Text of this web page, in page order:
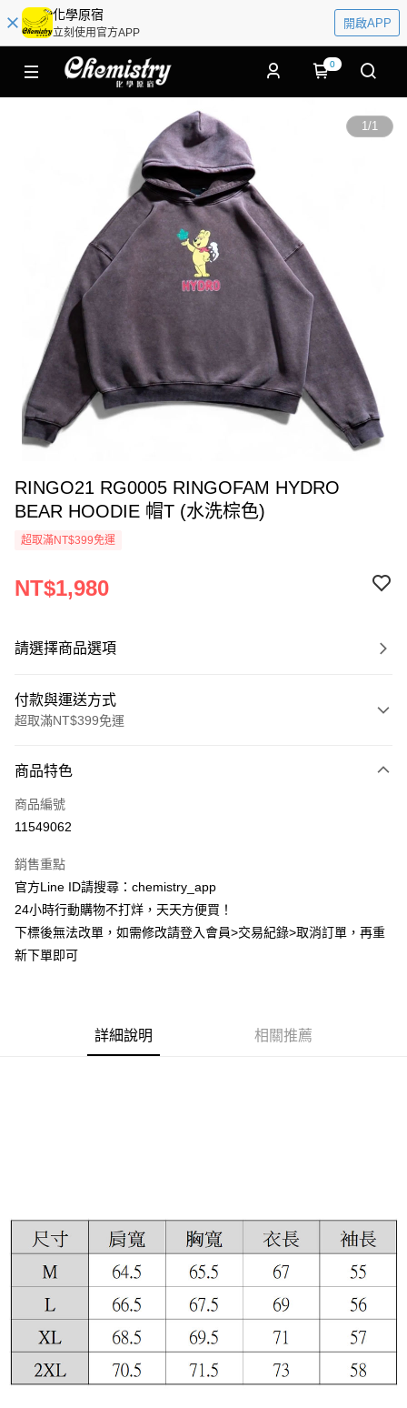
化學原宿
立刻使用官方APP
開啟APP
0
1/1
RINGO21 RG0005 RINGOFAM HYDRO
BEAR HOODIE 帽T (水洗棕色)
超取滿NT$399免運
NT$1,980
請選擇商品選項
付款與運送方式
超取滿NT$399免運
信用卡一次付款
超商取貨付款
Apple Pay
街口支付
悠遊付
全家取貨付款
付款後7-11取貨
每筆NT$60，滿NT$399(含以上)免運費
順豐快遞宅配
每筆NT$150，滿NT$6,000(含以上)免運費
付款後門市自取
免運費
商品特色
商品編號
11549062
銷售重點
官方Line ID請搜尋：chemistry_app
24小時行動購物不打烊，天天方便買！
下標後無法改單，如需修改請登入會員>交易紀錄>取消訂單，再重
新下單即可
詳細說明 相關推薦